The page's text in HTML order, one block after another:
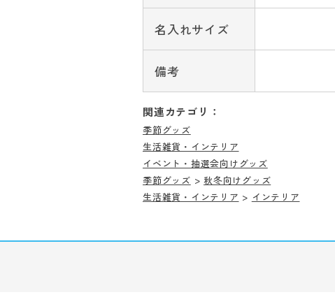
名入れサイズ
備考
関連カテゴリ：
季節グッズ
生活雑貨・インテリア
イベント・抽選会向けグッズ
季節グッズ > 秋冬向けグッズ
生活雑貨・インテリア > インテリア